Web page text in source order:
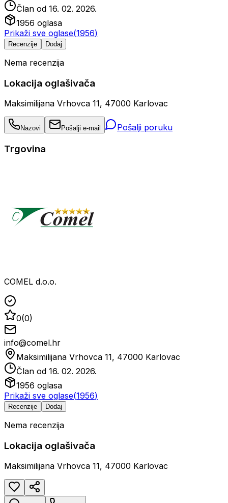
Član od 16. 02. 2026.
1956 oglasa
Prikaži sve oglase(1956)
Recenzije Dodaj
Nema recenzija
Lokacija oglašivača
Maksimilijana Vrhovca 11, 47000 Karlovac
Nazovi Pošalji e-mail Pošalji poruku
Trgovina
COMEL d.o.o.
0(0)
info@comel.hr
Maksimilijana Vrhovca 11, 47000 Karlovac
Član od 16. 02. 2026.
1956 oglasa
Prikaži sve oglase(1956)
Recenzije Dodaj
Nema recenzija
Lokacija oglašivača
Maksimilijana Vrhovca 11, 47000 Karlovac